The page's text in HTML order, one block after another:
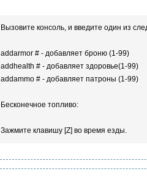
Вызовите консоль, и введите один из
addarmor # - добавляет броню (1-99)
addhealth # - добавляет здоровье(1-99)
addammo # - добавляет патроны (1-99)
Бесконечное топливо:
Зажмите клавишу [Z] во время езды.